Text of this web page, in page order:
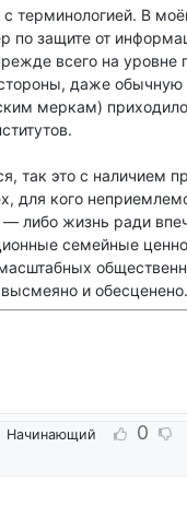
терминологией. В
по защите от
всего на уровне
даже обычную
меркам)
так это с наличием
для кого
— либо жизнь ради
семейные
высмеяно и
Начинающий 0